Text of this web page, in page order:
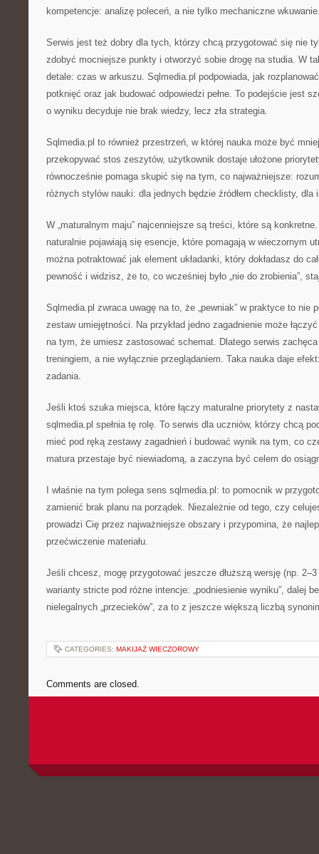
kompetencje: analizę poleceń, a nie tylko mechaniczne
Serwis jest też dobry dla tych, którzy chcą przygotować się nie
zdobyć mocniejsze punkty i otworzyć sobie drogę na studia. W
detale: czas w arkuszu. Sqlmedia.pl podpowiada, jak
potknięć oraz jak budować odpowiedzi pełne. To podejście jest
o wyniku decyduje nie brak wiedzy, lecz zła strategia.
Sqlmedia.pl to również przestrzeń, w której nauka może być
przekopywać stos zeszytów, użytkownik dostaje ułożone
równocześnie pomaga skupić się na tym, co najważniejsze:
różnych stylów nauki: dla jednych będzie źródłem checklisty, dla
W „maturalnym maju” najcenniejsze są treści, które są
naturalnie pojawiają się esencje, które pomagają w wieczornym
można potraktować jak element układanki, który dokładasz do
pewność i widzisz, że to, co wcześniej było „nie do zrobienia”,
Sqlmedia.pl zwraca uwagę na to, że „pewniak” w praktyce to nie
zestaw umiejętności. Na przykład jedno zagadnienie może
na tym, że umiesz zastosować schemat. Dlatego serwis
treningiem, a nie wyłącznie przeglądaniem. Taka nauka daje
zadania.
Jeśli ktoś szuka miejsca, które łączy maturalne priorytety z
sqlmedia.pl spełnia tę rolę. To serwis dla uczniów, którzy chcą
mieć pod ręką zestawy zagadnień i budować wynik na tym, co
matura przestaje być niewiadomą, a zaczyna być celem do
I właśnie na tym polega sens sqlmedia.pl: to pomocnik w
zamienić brak planu na porządek. Niezależnie od tego, czy
prowadzi Cię przez najważniejsze obszary i przypomina, że
przećwiczenie materiału.
Jeśli chcesz, mogę przygotować jeszcze dłuższą wersję (np.
warianty stricte pod różne intencje: „podniesienie wyniku”, dalej
nielegalnych „przecieków”, za to z jeszcze większą liczbą
CATEGORIES: MAKIJAŻ WIECZOROWY
Comments are closed.